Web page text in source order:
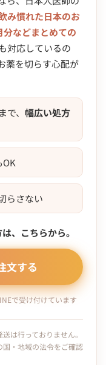
み慣れた日本のお
分などまとめての
対応しているの
薬を切らす心配が
、 幅広い処方
OK
らさない
、こちらから。
文する
で受け付けています
は行っておりません。
・地域の法令をご確認